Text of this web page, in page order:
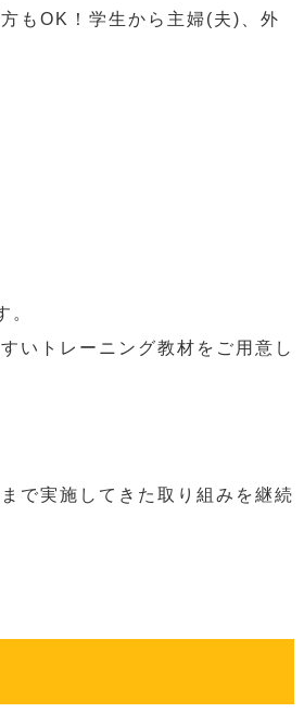
もOK！学生から主婦(夫)、外
。
いトレーニング教材をご用意し
で実施してきた取り組みを継続